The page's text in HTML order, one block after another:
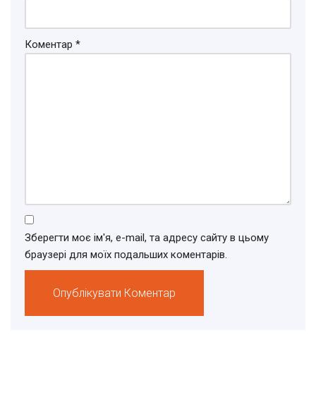
Коментар *
Зберегти моє ім'я, e-mail, та адресу сайту в цьому
браузері для моїх подальших коментарів.